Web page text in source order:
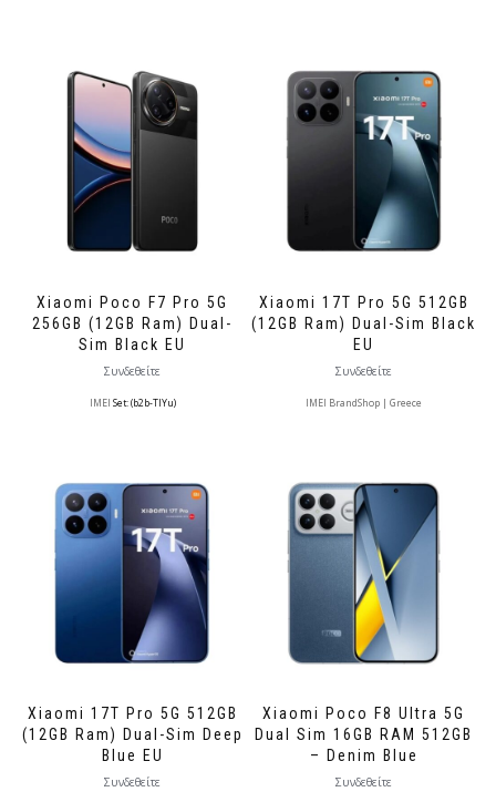
Xiaomi Poco F7 Pro 5G
256GB (12GB Ram) Dual-
Sim Black EU
Συνδεθείτε
IMEI Set: (b2b-TlYu)
Xiaomi 17T Pro 5G 512GB
(12GB Ram) Dual-Sim Black
EU
Συνδεθείτε
IMEI BrandShop | Greece
Xiaomi 17T Pro 5G 512GB
(12GB Ram) Dual-Sim Deep
Blue EU
Συνδεθείτε
Xiaomi Poco F8 Ultra 5G
Dual Sim 16GB RAM 512GB
– Denim Blue
Συνδεθείτε